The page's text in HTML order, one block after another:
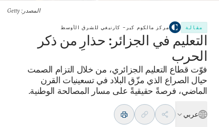
المصدر : Getty
مقالة مركز مالكوم كير– كارنيغي للشرق الأوسط
التعليم في الجزائر: حذارِ من ذكر
الحرب
فوّت قطاع التعليم الجزائري، من خلال التزام الصمت
حيال الصراع الذي مزّق البلاد في تسعينيات القرن
الماضي، فرصةً حقيقيةً على مسار المصالحة الوطنية.
عربي